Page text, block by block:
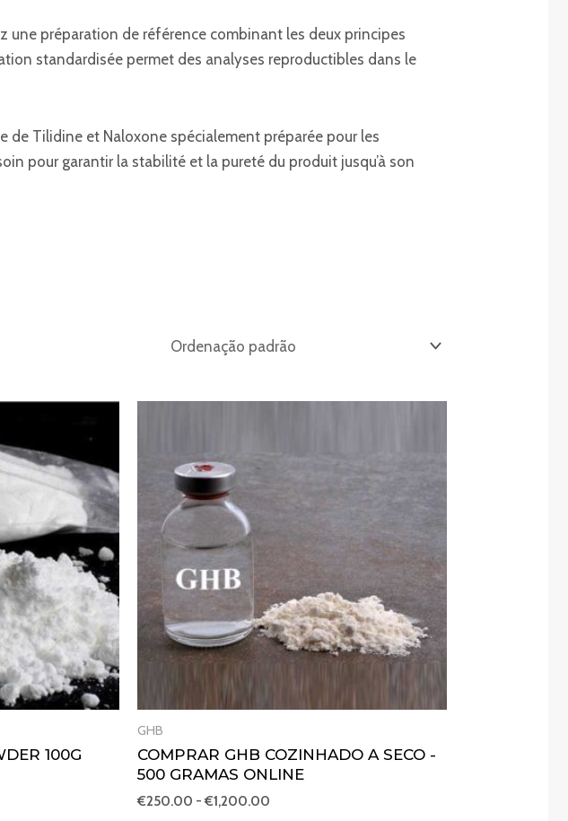
une préparation de référence combinant les deux principes
standardisée permet des analyses reproductibles dans le
de Tilidine et Naloxone spécialement préparée pour les
pour garantir la stabilité et la pureté du produit jusqu’à son
100G
GHB
COMPRAR GHB COZINHADO A SECO -
500 GRAMAS ONLINE
€250.00 - €1,200.00